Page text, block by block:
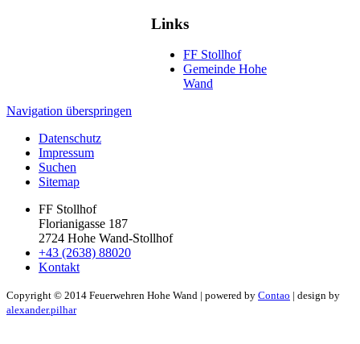
Links
FF Stollhof
Gemeinde Hohe
Wand
Navigation überspringen
Datenschutz
Impressum
Suchen
Sitemap
FF Stollhof
Florianigasse 187
2724 Hohe Wand-Stollhof
+43 (2638) 88020
Kontakt
Copyright © 2014 Feuerwehren Hohe Wand | powered by Contao | design by
alexander.pilhar